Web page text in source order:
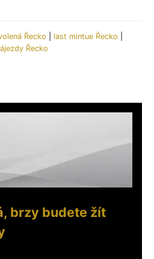
Řecko last mintue Řecko
Řecko
brzy budete žít